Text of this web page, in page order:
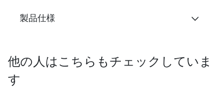
製品仕様
他の人はこちらもチェックしていま
す